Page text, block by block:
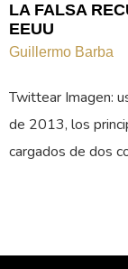
LA FALSA
EEUU
Guillermo Barba
Twittear Imagen:
de 2013, los
cargados de dos